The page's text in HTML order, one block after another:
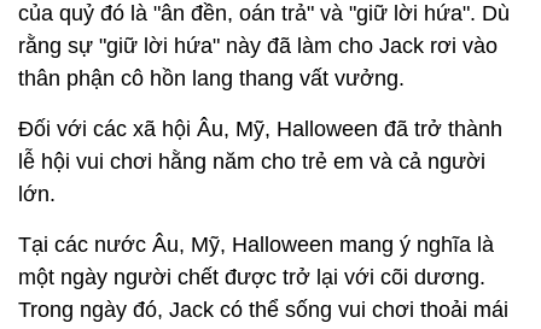
của quỷ đó là "ân đền, oán trả" và "giữ lời hứa". Dù
rằng sự "giữ lời hứa" này đã làm cho Jack rơi vào
thân phận cô hồn lang thang vất vưởng.
Đối với các xã hội Âu, Mỹ, Halloween đã trở thành
lễ hội vui chơi hằng năm cho trẻ em và cả người
lớn.
Tại các nước Âu, Mỹ, Halloween mang ý nghĩa là
một ngày người chết được trở lại với cõi dương.
Trong ngày đó, Jack có thể sống vui chơi thoải mái